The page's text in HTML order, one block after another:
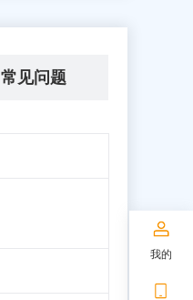
常见问题
我的